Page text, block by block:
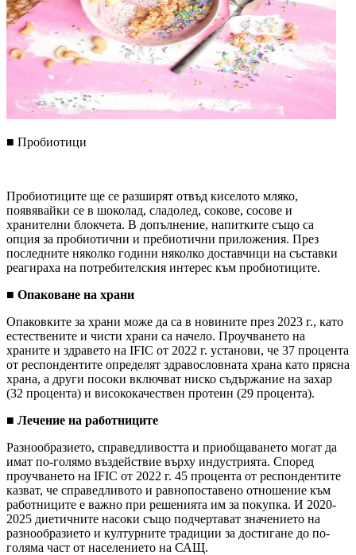
■ Пробиотици
Пробиотиците ще се разширят отвъд киселото мляко,
появявайки се в шоколад, сладолед, сокове, сосове и
хранителни блокчета. В допълнение, напитките също са
опция за пробиотични и пребиотични приложения. През
последните няколко години няколко доставчици на съставки
реагираха на потребителския интерес към пробиотиците.
■ Опаковане на храни
Опаковките за храни може да са в новините през 2023 г., като
естествените и чисти храни са начело. Проучването на
храните и здравето на IFIC от 2022 г. установи, че 37 процента
от респондентите определят здравословната храна като прясна
храна, а други посоки включват ниско съдържание на захар
(32 процента) и висококачествен протеин (29 процента).
■ Лечение на работниците
Разнообразието, справедливостта и приобщаването могат да
имат по-голямо въздействие върху индустрията. Според
проучването на IFIC от 2022 г. 45 процента от респондентите
казват, че справедливото и равнопоставено отношение към
работниците е важно при решенията им за покупка. И 2020-
2025 диетичните насоки също подчертават значението на
разнообразието и културните традиции за достигане до по-
голяма част от населението на САЩ.